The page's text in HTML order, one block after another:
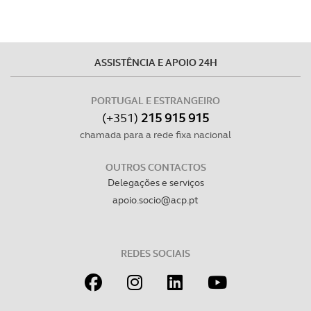
ASSISTÊNCIA E APOIO 24H
PORTUGAL E ESTRANGEIRO
(+351) 215 915 915
chamada para a rede fixa nacional
OUTROS CONTACTOS
Delegações e serviços
apoio.socio@acp.pt
REDES SOCIAIS